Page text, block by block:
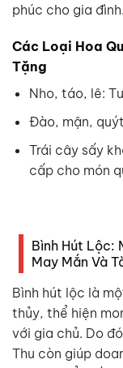
phúc cho gia đình.
Các Loại Hoa
Tặng
Nho, táo, lê:
Đào, mận,
Trái cây sấy
cấp cho món
Bình Hút Lộc:
May Mắn Và
Bình hút lộc là
thủy, thể hiện
với gia chủ. Do
Thu còn giúp